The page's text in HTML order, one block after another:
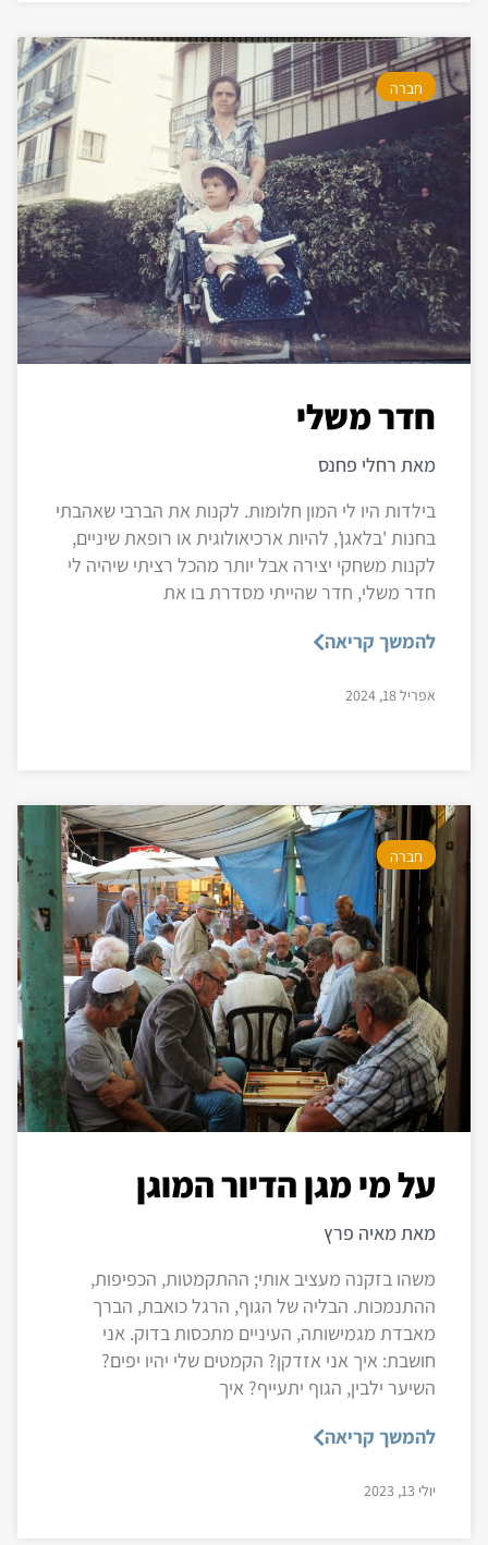
חברה
חדר משלי
מאת רחלי פחנס
בילדות היו לי המון חלומות. לקנות את הברבי שאהבתי
בחנות 'בלאגן', להיות ארכיאולוגית או רופאת שיניים,
לקנות משחקי יצירה אבל יותר מהכל רציתי שיהיה לי
חדר משלי, חדר שהייתי מסדרת בו את
להמשך קריאה
אפריל 18, 2024
חברה
על מי מגן הדיור המוגן
מאת מאיה פרץ
משהו בזקנה מעציב אותי; ההתקמטות, הכפיפות,
ההתנמכות. הבליה של הגוף, הרגל כואבת, הברך
מאבדת מגמישותה, העיניים מתכסות בדוק. אני
חושבת: איך אני אזדקן? הקמטים שלי יהיו יפים?
השיער ילבין, הגוף יתעייף? איך
להמשך קריאה
יולי 13, 2023